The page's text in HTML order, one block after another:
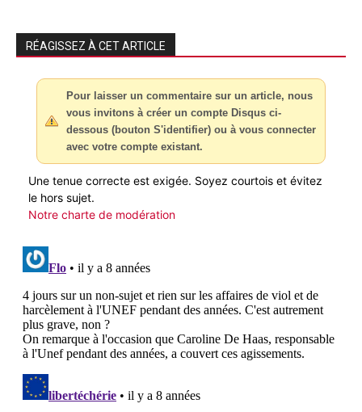
RÉAGISSEZ À CET ARTICLE
Pour laisser un commentaire sur un article, nous
vous invitons à créer un compte Disqus ci-
dessous (bouton S'identifier) ou à vous connecter
avec votre compte existant.
Une tenue correcte est exigée. Soyez courtois et évitez
le hors sujet.
Notre charte de modération